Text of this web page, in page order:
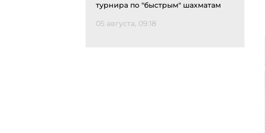
турнира по "быстрым" шахматам
05 августа, 09:18